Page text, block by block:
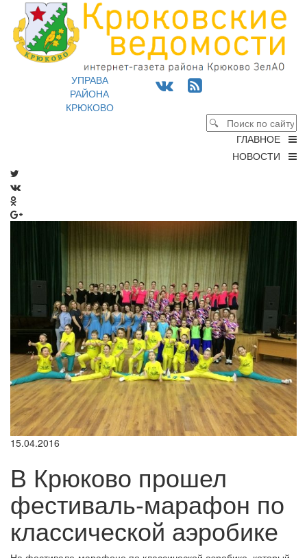
УПРАВА
РАЙОНА
КРЮКОВО
ГЛАВНОЕ
НОВОСТИ
15.04.2016
В Крюково прошел
фестиваль-марафон по
классической аэробике